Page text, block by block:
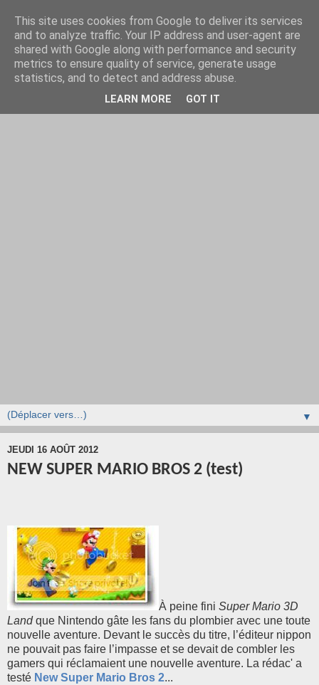
▼
JEUDI 16 AOÛT 2012
NEW SUPER MARIO BROS 2 (test)
À peine fini Super Mario 3D
Landque Nintendo gâte les fans du plombier avec une toute
nouvelle aventure. Devant le succès du titre, l’éditeur nippon
ne pouvait pas faire l’impasse et se devait de combler les
gamers qui réclamaient une nouvelle aventure. La rédac' a
testé New Super Mario Bros 2...
This site uses cookies from Google to deliver its services
and to analyze traffic. Your IP address and user-agent are
shared with Google along with performance and security
metrics to ensure quality of service, generate usage
statistics, and to detect and address abuse.
LEARN MORE GOT IT